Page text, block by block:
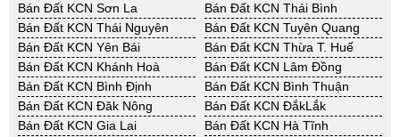
Bán Đất KCN Sơn La
Bán Đất KCN Thái Bình
Bán Đất KCN Thái Nguyên
Bán Đất KCN Tuyên Quang
Bán Đất KCN Yên Bái
Bán Đất KCN Thừa T. Huế
Bán Đất KCN Khánh Hoà
Bán Đất KCN Lâm Đồng
Bán Đất KCN Bình Định
Bán Đất KCN Bình Thuận
Bán Đất KCN Đăk Nông
Bán Đất KCN ĐắkLắk
Bán Đất KCN Gia Lai
Bán Đất KCN Hà Tĩnh